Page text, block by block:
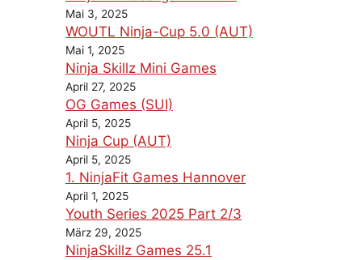
Mai 3, 2025
WOUTL Ninja-Cup 5.0 (AUT)
Mai 1, 2025
Ninja Skillz Mini Games
April 27, 2025
OG Games (SUI)
April 5, 2025
Ninja Cup (AUT)
April 5, 2025
1. NinjaFit Games Hannover
April 1, 2025
Youth Series 2025 Part 2/3
März 29, 2025
NinjaSkillz Games 25.1